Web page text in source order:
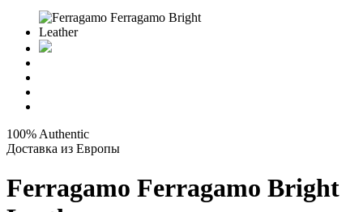
100% Authentic
Доставка из Европы
Ferragamo Ferragamo Bright